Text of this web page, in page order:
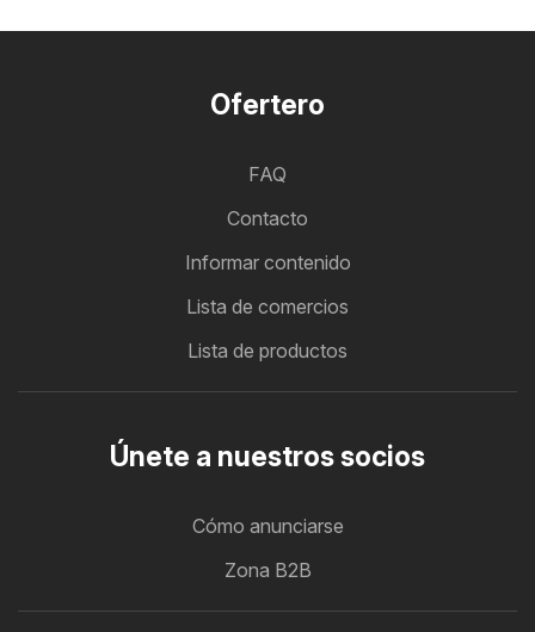
Ofertero
FAQ
Contacto
Informar contenido
Lista de comercios
Lista de productos
Únete a nuestros socios
Cómo anunciarse
Zona B2B